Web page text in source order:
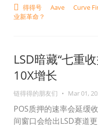
得得号 Aave Curve
业新革命？
LSD暗藏“七重
10X增长
链得得的朋友们 • Mar 01,
POS质押的速率会延缓
间窗口会给出LSD赛道